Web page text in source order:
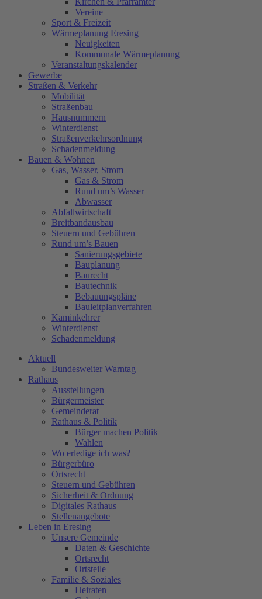
Vereine
Sport & Freizeit
Wärmeplanung Eresing
Neuigkeiten
Kommunale Wärmeplanung
Veranstaltungskalender
Gewerbe
Straßen & Verkehr
Mobilität
Straßenbau
Hausnummern
Winterdienst
Straßenverkehrsordnung
Schadenmeldung
Bauen & Wohnen
Gas, Wasser, Strom
Gas & Strom
Rund um’s Wasser
Abwasser
Abfallwirtschaft
Breitbandausbau
Steuern und Gebühren
Rund um’s Bauen
Sanierungsgebiete
Bauplanung
Baurecht
Bautechnik
Bebauungspläne
Bauleitplanverfahren
Kaminkehrer
Winterdienst
Schadenmeldung
Aktuell
Bundesweiter Warntag
Rathaus
Ausstellungen
Bürgermeister
Gemeinderat
Rathaus & Politik
Bürger machen Politik
Wahlen
Wo erledige ich was?
Bürgerbüro
Ortsrecht
Steuern und Gebühren
Sicherheit & Ordnung
Digitales Rathaus
Stellenangebote
Leben in Eresing
Unsere Gemeinde
Daten & Geschichte
Ortsrecht
Ortsteile
Familie & Soziales
Heiraten